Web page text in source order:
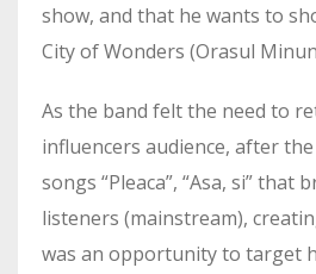
show, and that he wants to
City of Wonders (Orasul
As the band felt the need to
influencers audience, after
songs “Pleaca”, “Asa, si”
listeners (mainstream),
was an opportunity to target